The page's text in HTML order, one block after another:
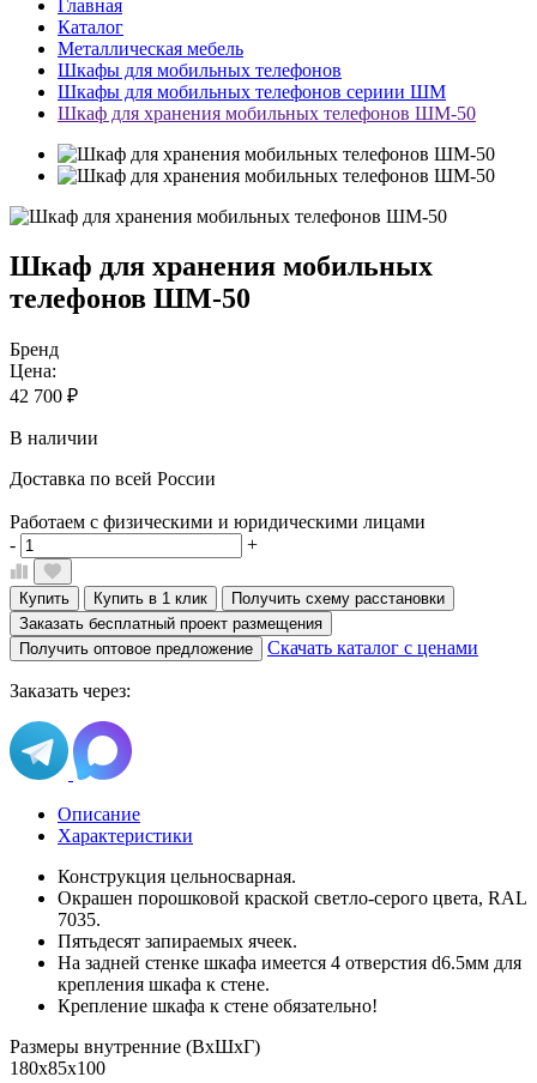
Главная
Каталог
Металлическая мебель
Шкафы для мобильных телефонов
Шкафы для мобильных телефонов сериии ШМ
Шкаф для хранения мобильных телефонов ШМ-50
Шкаф для хранения мобильных
телефонов ШМ-50
Бренд
Цена:
42 700 ₽
В наличии
Доставка по всей России
Работаем с физическими и юридическими лицами
-
+
Купить Купить в 1 клик
Получить схему расстановки
Заказать бесплатный проект размещения
Получить оптовое предложение
Скачать каталог с ценами
Заказать через:
Описание
Характеристики
Конструкция цельносварная.
Окрашен порошковой краской светло-серого цвета, RAL
7035.
Пятьдесят запираемых ячеек.
На задней стенке шкафа имеется 4 отверстия d6.5мм для
крепления шкафа к стене.
Крепление шкафа к стене обязательно!
Размеры внутренние (ВхШхГ)
180х85х100